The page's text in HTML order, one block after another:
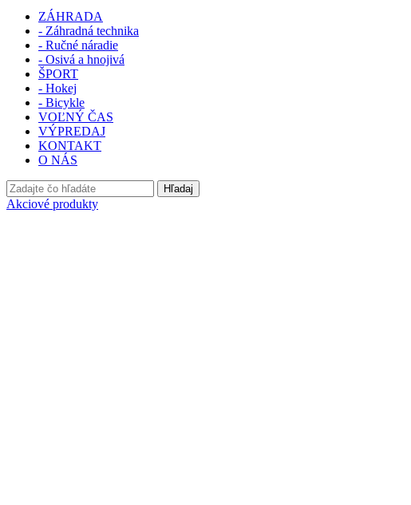
ZÁHRADA
- Záhradná technika
- Ručné náradie
- Osivá a hnojivá
ŠPORT
- Hokej
- Bicykle
VOĽNÝ ČAS
VÝPREDAJ
KONTAKT
O NÁS
Hľadaj
Akciové produkty